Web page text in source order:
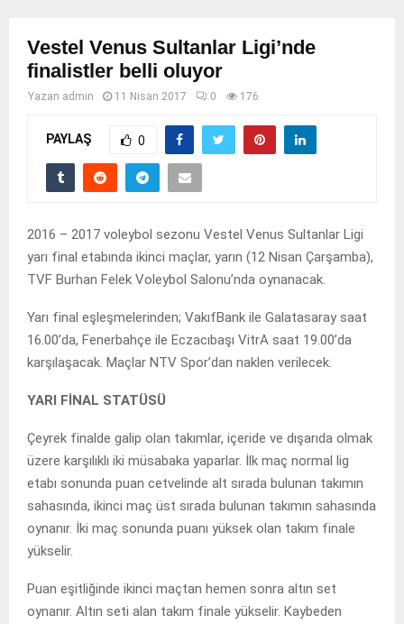
Vestel Venus Sultanlar Ligi’nde
finalistler belli oluyor
Yazan admin 11 Nisan 2017 0 176
PAYLAŞ 0
2016 – 2017 voleybol sezonu Vestel Venus Sultanlar Ligi
yarı final etabında ikinci maçlar, yarın (12 Nisan Çarşamba),
TVF Burhan Felek Voleybol Salonu’nda oynanacak.
Yarı final eşleşmelerinden; VakıfBank ile Galatasaray saat
16.00’da, Fenerbahçe ile Eczacıbaşı VitrA saat 19.00’da
karşılaşacak. Maçlar NTV Spor’dan naklen verilecek.
YARI FİNAL STATÜSÜ
Çeyrek finalde galip olan takımlar, içeride ve dışarıda olmak
üzere karşılıklı iki müsabaka yaparlar. İlk maç normal lig
etabı sonunda puan cetvelinde alt sırada bulunan takımın
sahasında, ikinci maç üst sırada bulunan takımın sahasında
oynanır. İki maç sonunda puanı yüksek olan takım finale
yükselir.
Puan eşitliğinde ikinci maçtan hemen sonra altın set
oynanır. Altın seti alan takım finale yükselir. Kaybeden